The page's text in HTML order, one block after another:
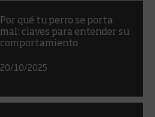
Por qué tu perro se porta
mal: claves para entender su
comportamiento
20/10/2025